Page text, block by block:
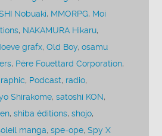
Nobuaki, MMORPG, Moi
, NAKAMURA Hikaru,
grafx,Old Boy,osamu
, Père Fouettard Corporation,
, Podcast, radio,
Shirakome,satoshi KON,
,shiba éditions,shojo,
manga,spe-ope,Spy X